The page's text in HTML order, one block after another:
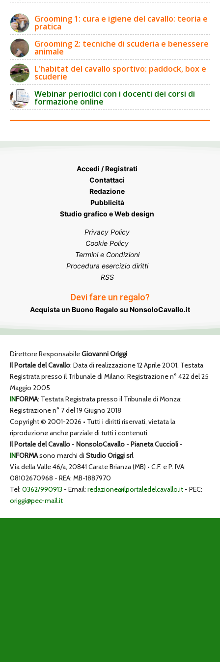
Grooming 1: cura e igiene del cavallo: teoria e
pratica
Grooming 2: tecniche di scuderia e benessere
animale
L'habitat del cavallo sportivo: paddock, box e
scuderie
Webinar periodici con i docenti dei corsi di
formazione online
Accedi / Registrati
Contattaci
Redazione
Pubblicità
Studio grafico e Web design
Privacy Policy
Cookie Policy
Termini e Condizioni
Procedura esercizio diritti
RSS
Devi fare un regalo?
Acquista un Buono Regalo su NonsoloCavallo.it
Direttore ResponsabileGiovanni Origgi
Il Portale del Cavallo: Data di realizzazione 12 Aprile 2001. Testata
Registrata presso il Tribunale di Milano: Registrazione n° 422 del 25
Maggio 2005
INFORMA: Testata Registrata presso il Tribunale di Monza:
Registrazione n° 7 del 19 Giugno 2018
Copyright © 2001-2026 • Tutti i diritti riservati, vietata la
riproduzione anche parziale di tutti i contenuti.
Il Portale del Cavallo - NonsoloCavallo - Pianeta Cuccioli -
INFORMAsono marchi di Studio Origgi srl
Via della Valle 46/a, 20841 Carate Brianza (MB) • C.F. e P. IVA:
08102670968 - REA: MB-1887970
Tel: 0362/990913 - Email: redazione@ilportaledelcavallo.it - PEC:
origgi@pec-mail.it